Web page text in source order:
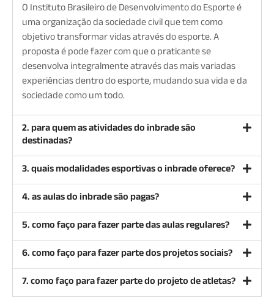
O Instituto Brasileiro de Desenvolvimento do Esporte é
uma organização da sociedade civil que tem como
objetivo transformar vidas através do esporte. A
proposta é pode fazer com que o praticante se
desenvolva integralmente através das mais variadas
experiências dentro do esporte, mudando sua vida e da
sociedade como um todo.
2. para quem as atividades do inbrade são
destinadas?
3. quais modalidades esportivas o inbrade oferece?
4. as aulas do inbrade são pagas?
5. como faço para fazer parte das aulas regulares?
6. como faço para fazer parte dos projetos sociais?
7. como faço para fazer parte do projeto de atletas?